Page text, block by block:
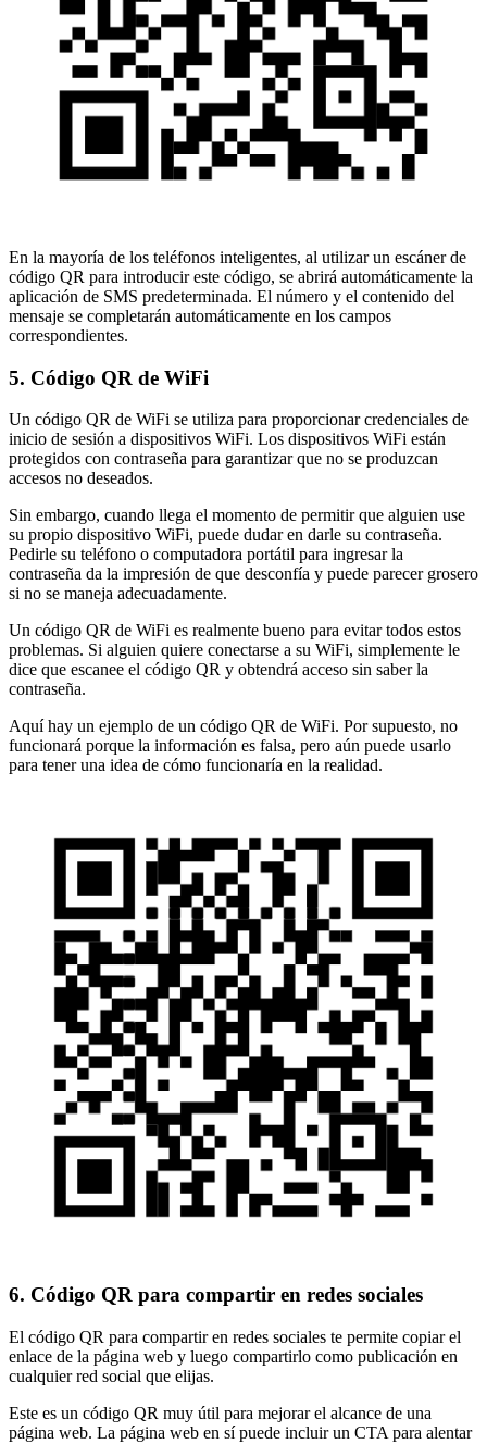
En la mayoría de los teléfonos inteligentes, al utilizar un escáner de
código QR para introducir este código, se abrirá automáticamente la
aplicación de SMS predeterminada. El número y el contenido del
mensaje se completarán automáticamente en los campos
correspondientes.
5. Código QR de WiFi
Un código QR de WiFi se utiliza para proporcionar credenciales de
inicio de sesión a dispositivos WiFi. Los dispositivos WiFi están
protegidos con contraseña para garantizar que no se produzcan
accesos no deseados.
Sin embargo, cuando llega el momento de permitir que alguien use
su propio dispositivo WiFi, puede dudar en darle su contraseña.
Pedirle su teléfono o computadora portátil para ingresar la
contraseña da la impresión de que desconfía y puede parecer grosero
si no se maneja adecuadamente.
Un código QR de WiFi es realmente bueno para evitar todos estos
problemas. Si alguien quiere conectarse a su WiFi, simplemente le
dice que escanee el código QR y obtendrá acceso sin saber la
contraseña.
Aquí hay un ejemplo de un código QR de WiFi. Por supuesto, no
funcionará porque la información es falsa, pero aún puede usarlo
para tener una idea de cómo funcionaría en la realidad.
6. Código QR para compartir en redes sociales
El código QR para compartir en redes sociales te permite copiar el
enlace de la página web y luego compartirlo como publicación en
cualquier red social que elijas.
Este es un código QR muy útil para mejorar el alcance de una
página web. La página web en sí puede incluir un CTA para alentar